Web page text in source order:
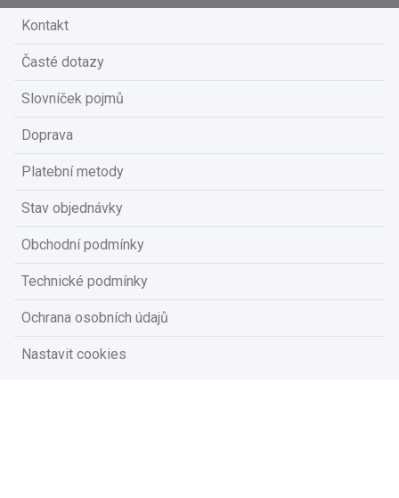
Kontakt
Časté dotazy
Slovníček pojmů
Doprava
Platební metody
Stav objednávky
Obchodní podmínky
Technické podmínky
Ochrana osobních údajů
Nastavit cookies